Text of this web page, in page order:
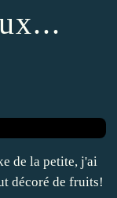
de la petite, j'ai
décoré de fruits!